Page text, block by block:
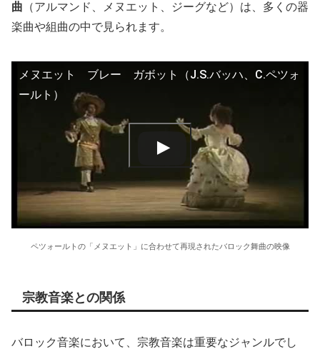
曲 （アルマンド、メヌエット、ジーグなど）は、多くの器
楽曲や組曲の中で見られます。
メヌエット ブレー ガボット（J.S.バッハ、C.ペツォ
ールト）
ペツォールトの「メヌエット」に合わせて再現されたバロック舞曲の映像
宗教音楽との関係
バロック音楽において、宗教音楽は重要なジャンルでし